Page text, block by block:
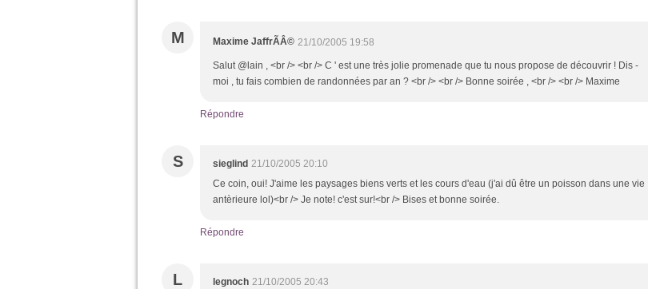
M Maxime JaffrÃÂ© 21/10/2005 19:58
Salut @lain , <br /> <br /> C ' est une très jolie promenade que tu nous propose de découvrir ! Dis -
moi , tu fais combien de randonnées par an ? <br /> <br /> Bonne soirée , <br /> <br /> Maxime
Répondre
S sieglind 21/10/2005 20:10
Ce coin, oui! J'aime les paysages biens verts et les cours d'eau (j'ai dû être un poisson dans une vie
antèrieure lol)<br /> Je note! c'est sur!<br /> Bises et bonne soirée.
Répondre
L legnoch 21/10/2005 20:43